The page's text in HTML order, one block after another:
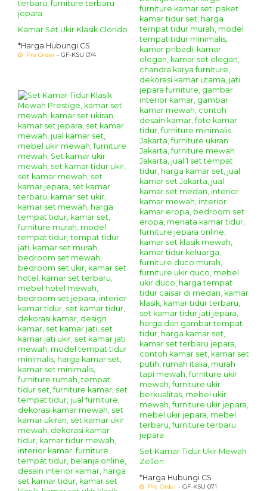
Kamar Set Ukir Klasik Clorido
*Harga Hubungi CS
Pre Order - GF-KSU 074
Set Kamar Tidur Ukir Mewah
Zellen
*Harga Hubungi CS
Pre Order - GF-KSU 071